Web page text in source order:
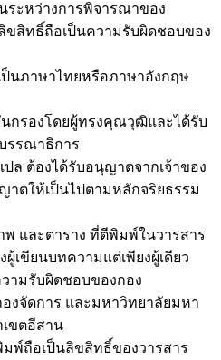
ระหว่างการพิจารณาของ
ขสิทธิ์ถือเป็นความรับผิดชอบของ
นภาษาไทยหรือภาษาอังกฤษ
กรองโดยผู้ทรงคุณวุฒิและได้รับ
รรณาธิการ
ล ต้องได้รับอนุญาตจากเจ้าของ
ตให้เป็นไปตามหลักจริยธรรม
และตาราง ที่ตีพิมพ์ในวารสาร
เขียนบทความแต่เพียงผู้เดียว
ามรับผิดชอบของกอง
งจัดการ และมหาวิทยาลัยมหา
ขตอีสาน
มพ์ถือเป็นลิขสิทธิ์ของวารสาร